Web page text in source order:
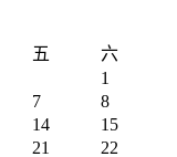
五
六
1
7
8
14
15
21
22